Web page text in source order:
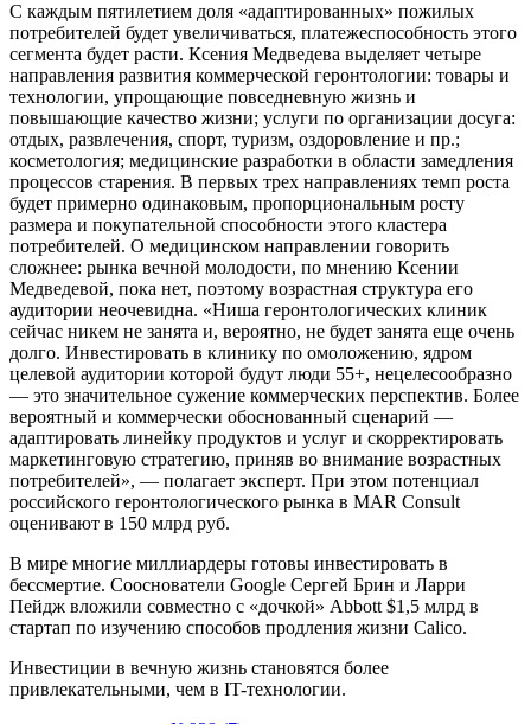
С каждым пятилетием доля «адаптированных» пожилых
потребителей будет увеличиваться, платежеспособность этого
сегмента будет расти. Ксения Медведева выделяет четыре
направления развития коммерческой геронтологии: товары и
технологии, упрощающие повседневную жизнь и
повышающие качество жизни; услуги по организации досуга:
отдых, развлечения, спорт, туризм, оздоровление и пр.;
косметология; медицинские разработки в области замедления
процессов старения. В первых трех направлениях темп роста
будет примерно одинаковым, пропорциональным росту
размера и покупательной способности этого кластера
потребителей. О медицинском направлении говорить
сложнее: рынка вечной молодости, по мнению Ксении
Медведевой, пока нет, поэтому возрастная структура его
аудитории неочевидна. «Ниша геронтологических клиник
сейчас никем не занята и, вероятно, не будет занята еще очень
долго. Инвестировать в клинику по омоложению, ядром
целевой аудитории которой будут люди 55+, нецелесообразно
— это значительное сужение коммерческих перспектив. Более
вероятный и коммерчески обоснованный сценарий —
адаптировать линейку продуктов и услуг и скорректировать
маркетинговую стратегию, приняв во внимание возрастных
потребителей», — полагает эксперт. При этом потенциал
российского геронтологического рынка в MAR Consult
оценивают в 150 млрд руб.
В мире многие миллиардеры готовы инвестировать в
бессмертие. Сооснователи Google Сергей Брин и Ларри
Пейдж вложили совместно с «дочкой» Abbott $1,5 млрд в
стартап по изучению способов продления жизни Calico.
Инвестиции в вечную жизнь становятся более
привлекательными, чем в IT-технологии.